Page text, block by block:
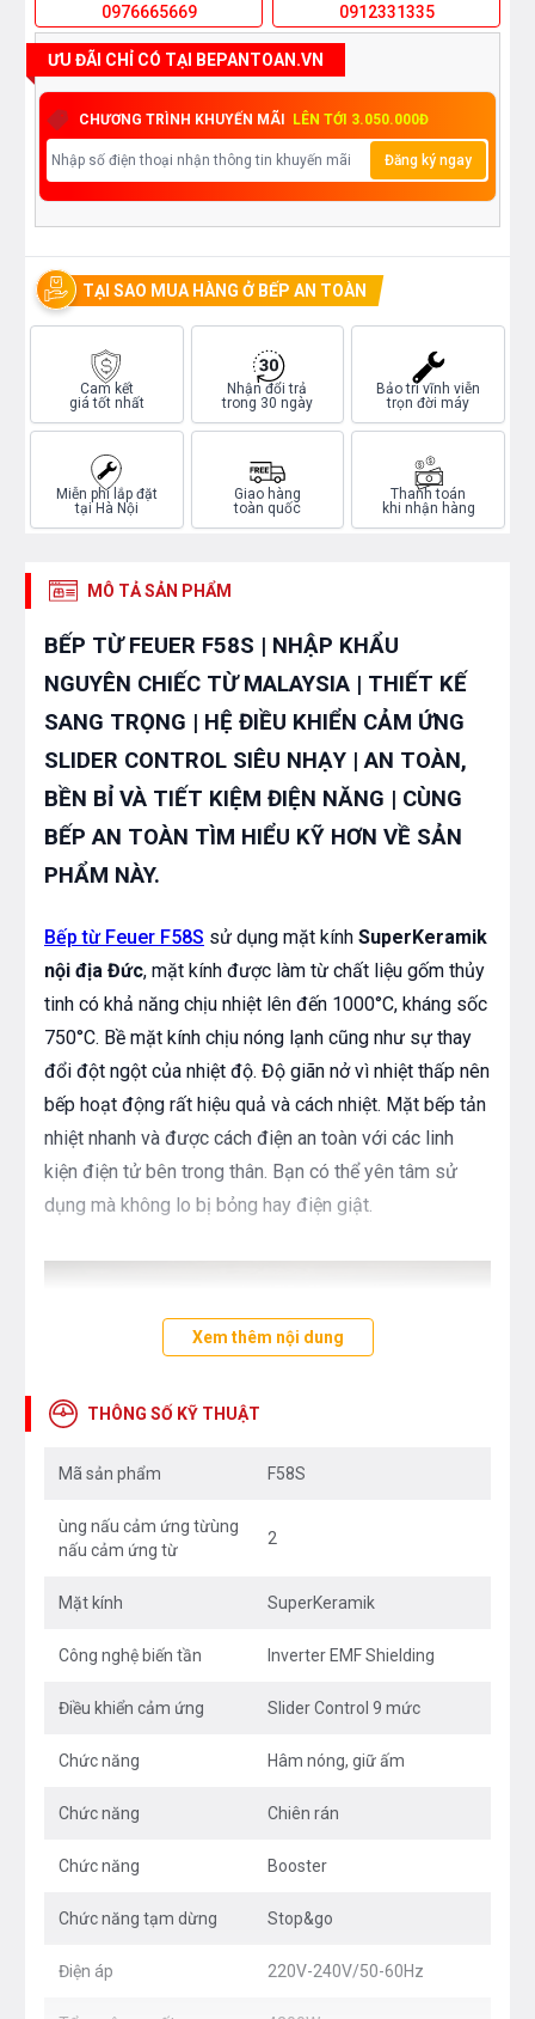
0976665669 0912331335
ƯU ĐÃI CHỈ CÓ TẠI BEPANTOAN.VN
CHƯƠNG TRÌNH KHUYẾN MÃI LÊN TỚI 3.050.000Đ
Đăng ký ngay
TẠI SAO MUA HÀNG Ở BẾP AN TOÀN
Cam kết
giá tốt nhất
Nhận đổi trả
trong 30 ngày
Bảo trì vĩnh viễn
trọn đời máy
Miễn phí lắp đặt
tại Hà Nội
Giao hàng
toàn quốc
Thanh toán
khi nhận hàng
MÔ TẢ SẢN PHẨM
BẾP TỪ FEUER F58S | NHẬP KHẨU
NGUYÊN CHIẾC TỪ MALAYSIA | THIẾT KẾ
SANG TRỌNG | HỆ ĐIỀU KHIỂN CẢM ỨNG
SLIDER CONTROL SIÊU NHẠY | AN TOÀN,
BỀN BỈ VÀ TIẾT KIỆM ĐIỆN NĂNG | CÙNG
BẾP AN TOÀN TÌM HIỂU KỸ HƠN VỀ SẢN
PHẨM NÀY.
Bếp từ Feuer F58S sử dụng mặt kính SuperKeramik
nội địa Đức, mặt kính được làm từ chất liệu gốm thủy
tinh có khả năng chịu nhiệt lên đến 1000°C, kháng sốc
750°C. Bề mặt kính chịu nóng lạnh cũng như sự thay
đổi đột ngột của nhiệt độ. Độ giãn nở vì nhiệt thấp nên
bếp hoạt động rất hiệu quả và cách nhiệt. Mặt bếp tản
nhiệt nhanh và được cách điện an toàn với các linh
kiện điện tử bên trong thân. Bạn có thể yên tâm sử
dụng mà không lo bị bỏng hay điện giật.
Phối cảnh - Bếp từ Feuer F58S
một loại kính có chất lượng cao, rất cứng, bền và có
năng chống trầy xước và chống va đập .... Mặt kính
gồm các thấu kính hội tụ, truyền nhiệt từ bếp lên đáy
môi trường. Mặt kính màu xám liền nguyên khối, an
toàn, thẩm mỹ và tiện trong việc vệ sinh, lau chùi.
Xem thêm nội dung
THÔNG SỐ KỸ THUẬT
Mã sản phẩm F58S
ùng nấu cảm ứng từùng
nấu cảm ứng từ
2
Mặt kính SuperKeramik
Công nghệ biến tần Inverter EMF Shielding
Điều khiển cảm ứng Slider Control 9 mức
Chức năng Hâm nóng, giữ ấm
Chức năng Chiên rán
Chức năng Booster
Chức năng tạm dừng Stop&go
Điện áp 220V-240V/50-60Hz